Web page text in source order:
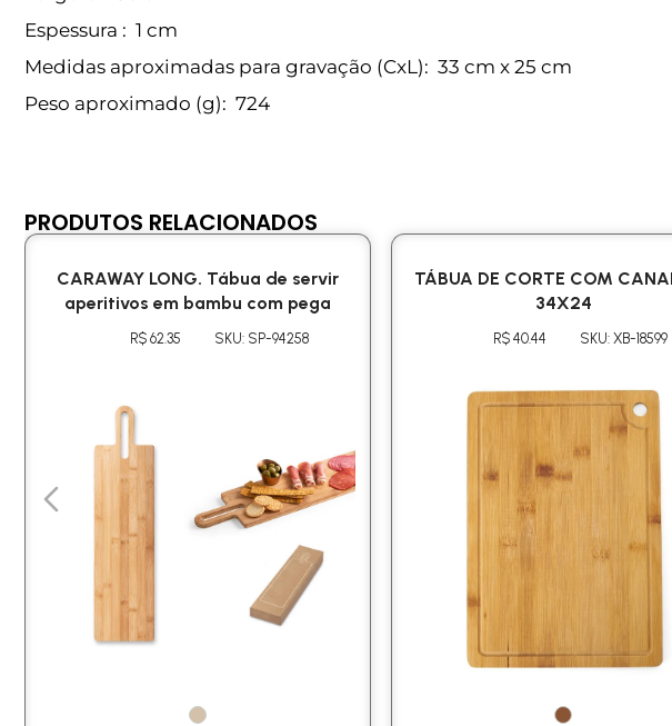
Espessura : 1 cm
Medidas aproximadas para gravação (CxL): 33 cm x 25 cm
Peso aproximado (g): 724
PRODUTOS RELACIONADOS
CARAWAY LONG. Tábua de servir
aperitivos em bambu com pega
R$ 62.35 SKU: SP-94258
TÁBUA DE CORTE COM
34X24
R$ 40.44 SKU: XB-18599